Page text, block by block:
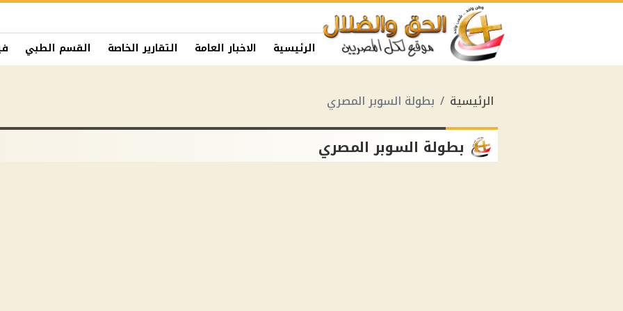
الرئيسية الاخبار العامة التقارير الخاصة القسم الطبي
الرئيسية بطولة السوبر المصري
بطولة السوبر المصري